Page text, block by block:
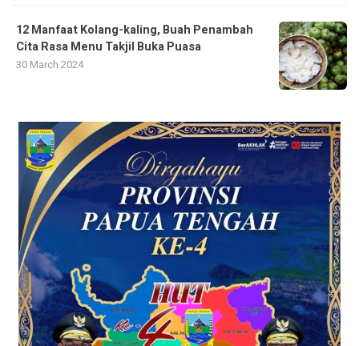
12 Manfaat Kolang-kaling, Buah Penambah
Cita Rasa Menu Takjil Buka Puasa
30 March 2024